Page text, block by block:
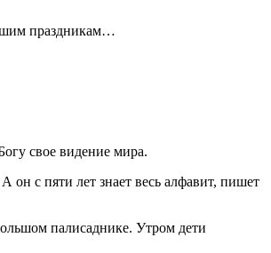
праздникам…
свое видение мира.
он с пяти лет знает весь алфавит, пишет
палисаднике. Утром дети